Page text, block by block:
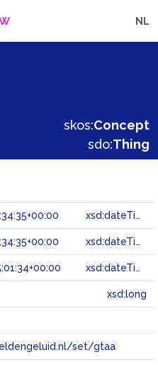
NL
skos:Concept
sdo:Thing
xsd:dateTime
xsd:dateTime
xsd:dateTime
xsd:long
set/gtaa